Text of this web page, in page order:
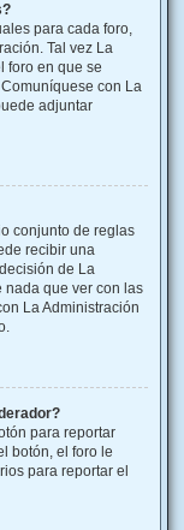
para cada foro,
Tal vez La
foro en que se
con La
adjuntar
conjunto de reglas
recibir una
de La
nada que ver con las
La Administración
para reportar
botón, el foro le
para reportar el